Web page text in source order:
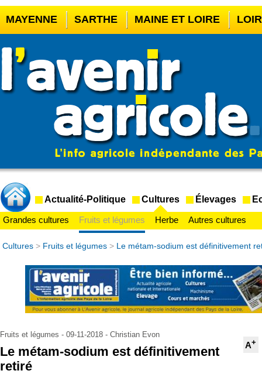
MAYENNE SARTHE MAINE ET LOIRE
CASINO EN LIGNE MEILLEUR BOOKMAKER
CASINO EN LIGNE FRANCE LÉGAL
CRYPTO CASINO
Actualité-Politique Cultures Élevages
Grandes cultures Fruits et légumes Herbe Autres cultures
Cultures > Fruits et légumes > Le métam-sodium est définitivement
A+
Fruits et légumes - 09-11-2018 - Christian Evon
Le métam-sodium est définitivement
retiré